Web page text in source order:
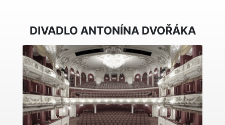
DIVADLO ANTONÍNA DVOŘÁKA